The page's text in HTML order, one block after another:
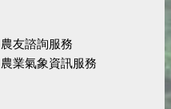
農友諮詢服務
農業氣象資訊服務